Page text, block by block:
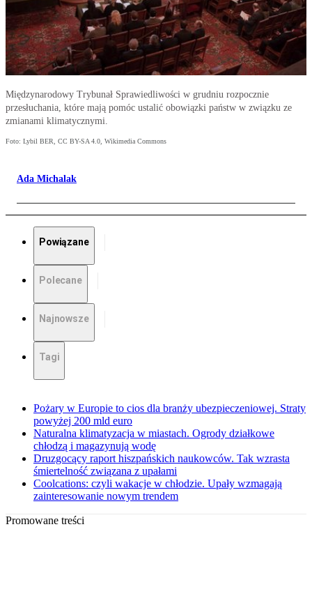
Międzynarodowy Trybunał Sprawiedliwości w grudniu rozpocznie
przesłuchania, które mają pomóc ustalić obowiązki państw w związku ze
zmianami klimatycznymi.
Foto: Lybil BER, CC BY-SA 4.0, Wikimedia Commons
Ada Michalak
Powiązane
Polecane
Najnowsze
Tagi
Pożary w Europie to cios dla branży ubezpieczeniowej. Straty
powyżej 200 mld euro
Naturalna klimatyzacja w miastach. Ogrody działkowe
chłodzą i magazynują wodę
Druzgocący raport hiszpańskich naukowców. Tak wzrasta
śmiertelność związana z upałami
Coolcations: czyli wakacje w chłodzie. Upały wzmagają
zainteresowanie nowym trendem
Promowane treści